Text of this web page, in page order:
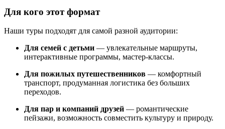
Для кого этот формат
Наши туры подходят для самой разной аудитории:
Для семей с детьми — увлекательные маршруты,
интерактивные программы, мастер-классы.
Для пожилых путешественников — комфортный
транспорт, продуманная логистика без больших
переходов.
Для пар и компаний друзей — романтические
пейзажи, возможность совместить культуру и природу.